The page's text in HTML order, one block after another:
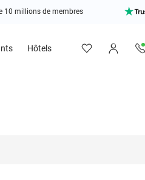
10 millions de membres
Hôtels